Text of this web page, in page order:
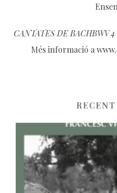
CANTATES DE BACHBWV 4
Més informació a